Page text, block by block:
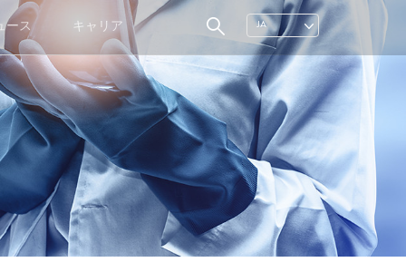
JA
ース キャリア